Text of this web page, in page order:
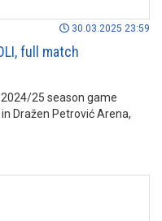
30.03.2025 23:59
full match
25 season game
Dražen Petrović Arena,